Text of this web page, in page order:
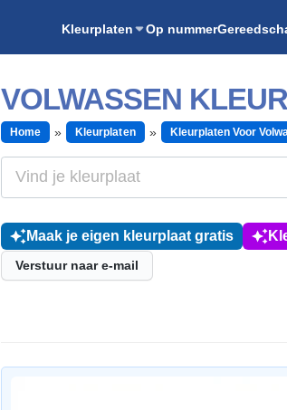
Kleurplaten Op nummer
VOLWASSEN
Home Kleurplaten Kleurplaten Voor
Maak je eigen kleurplaat gratis
Verstuur naar e-mail